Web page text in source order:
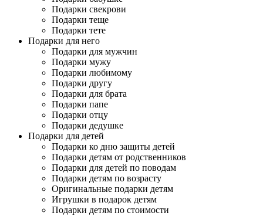
Подарки свекрови
Подарки теще
Подарки тете
Подарки для него
Подарки для мужчин
Подарки мужу
Подарки любимому
Подарки другу
Подарки для брата
Подарки папе
Подарки отцу
Подарки дедушке
Подарки для детей
Подарки ко дню защиты детей
Подарки детям от родственников
Подарки для детей по поводам
Подарки детям по возрасту
Оригинальные подарки детям
Игрушки в подарок детям
Подарки детям по стоимости